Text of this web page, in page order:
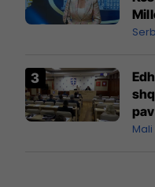
Mali